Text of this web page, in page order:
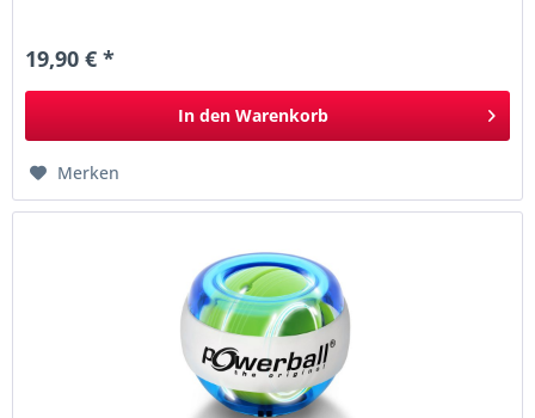
19,90 € *
In den Warenkorb
Merken